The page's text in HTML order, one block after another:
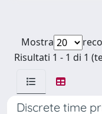
Mostra
Risultati 1 - 1 di 1
Discrete time